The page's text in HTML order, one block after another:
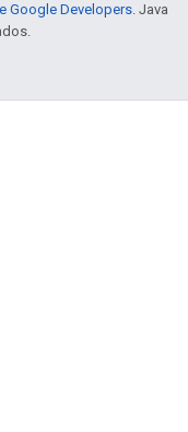
Google Developers. Java